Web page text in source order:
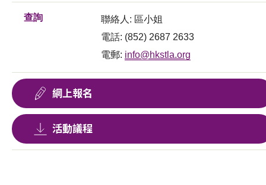
查詢
聯絡人: 區小姐
電話: (852) 2687 2633
電郵: info@hkstla.org
網上報名
活動議程